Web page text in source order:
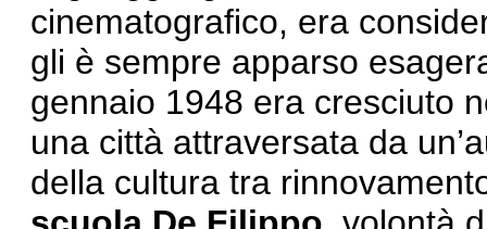
cinematografico, era
gli è sempre apparso
gennaio 1948 era cresciuto
una città attraversata da
della cultura tra